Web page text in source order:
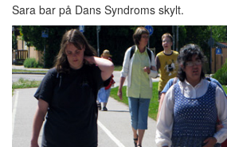
Sara bar på Dans Syndroms skylt.